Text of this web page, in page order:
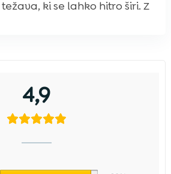
ki se lahko hitro širi. Z
4,9